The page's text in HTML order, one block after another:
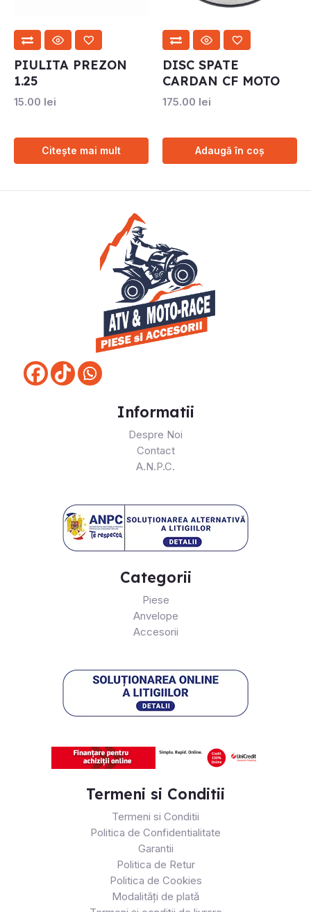
PIULITA PREZON
1.25
15.00 lei
Citește mai mult
DISC SPATE
CARDAN CF MOTO
175.00 lei
Adaugă în coș
Informatii
Despre Noi
Contact
A.N.P.C.
Categorii
Piese
Anvelope
Accesorii
Termeni si Conditii
Termeni si Conditii
Politica de Confidentialitate
Garantii
Politica de Retur
Politica de Cookies
Modalități de plată